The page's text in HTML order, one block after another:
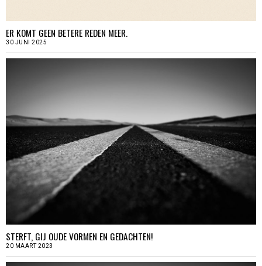
ER KOMT GEEN BETERE REDEN MEER.
30 JUNI 2025
STERFT, GIJ OUDE VORMEN EN GEDACHTEN!
20 MAART 2023